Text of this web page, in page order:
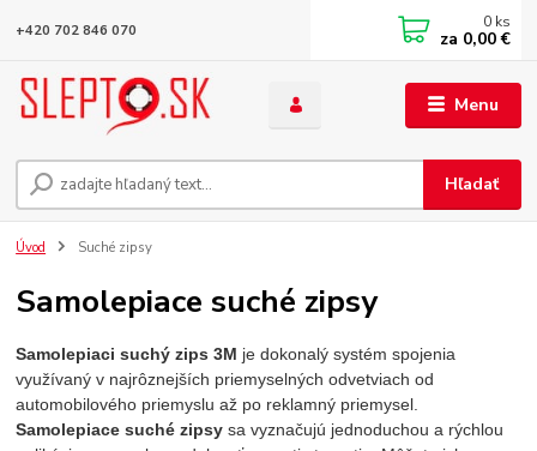
Menu
Hľadať
+420 702 846 070 0 ks
za 0,00 €
Úvod Suché zipsy
Samolepiace suché zipsy
Samolepiaci suchý zips 3M je dokonalý systém spojenia
využívaný v najrôznejších priemyselných odvetviach od
automobilového priemyslu až po reklamný priemysel.
Samolepiace suché zipsy sa vyznačujú jednoduchou a rýchlou